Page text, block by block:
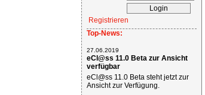
Registrieren
Top-News:
27.06.2019
eCl@ss 11.0 Beta zur Ansicht
verfügbar
eCl@ss 11.0 Beta steht jetzt zur
Ansicht zur Verfügung.